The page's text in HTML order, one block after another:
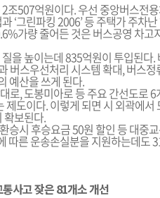
조507억원이다. 우선 중앙버스전
‘그린파킹 2006’ 등 주택가 주차
가량 줄어든 것은 버스공영 차고
을 높이는데 835억원이 투입된다
버스우선처리 시스템 확대, 버스
예산을 쓰게 된다.
로, 도봉미아로 등 주요 간선도로
제도이다. 이렇게 되면 시 외곽에
확보된다.
승시 후승요금 50원 할인 등 대중
따른 운송손실분을 지원하는데도
사고 잦은 81개소 개선